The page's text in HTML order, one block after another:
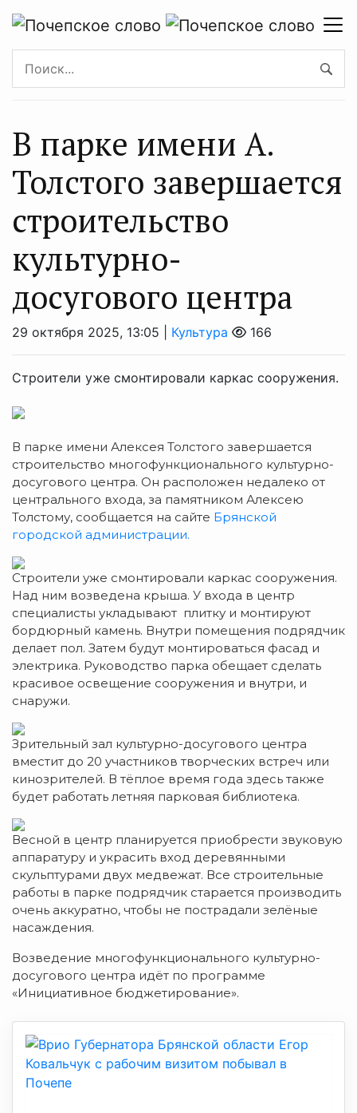
В парке имени А.
Толстого завершается
строительство
культурно-
досугового центра
29 октября 2025, 13:05 | Культура 166
Строители уже смонтировали каркас сооружения.
В парке имени Алексея Толстого завершается
строительство многофункционального культурно-
досугового центра. Он расположен недалеко от
центрального входа, за памятником Алексею
Толстому, сообщается на сайте Брянской
городской администрации.
Строители уже смонтировали каркас сооружения.
Над ним возведена крыша. У входа в центр
специалисты укладывают плитку и монтируют
бордюрный камень. Внутри помещения подрядчик
делает пол. Затем будут монтироваться фасад и
электрика. Руководство парка обещает сделать
красивое освещение сооружения и внутри, и
снаружи.
Зрительный зал культурно-досугового центра
вместит до 20 участников творческих встреч или
кинозрителей. В тёплое время года здесь также
будет работать летняя парковая библиотека.
Весной в центр планируется приобрести звуковую
аппаратуру и украсить вход деревянными
скульптурами двух медвежат. Все строительные
работы в парке подрядчик старается производить
очень аккуратно, чтобы не пострадали зелёные
насаждения.
Возведение многофункционального культурно-
досугового центра идёт по программе
«Инициативное бюджетирование».